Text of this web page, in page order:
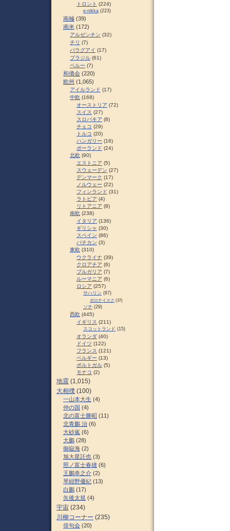
トロント (224)
e-nikka (223)
南極 (39)
南米 (172)
アルゼンチン (32)
チリ (7)
パラグアイ (17)
ブラジル (61)
ペルー (7)
和僑会 (220)
欧州 (1,065)
アイルランド (17)
中欧 (168)
オーストリア (72)
スイス (27)
スロパキア (8)
チェコ (29)
トルコ (20)
ハンガリー (16)
ポーランド (24)
北欧 (90)
エストニア (5)
スウェーデン (27)
デンマーク (17)
ノルウェー (22)
フィンランド (31)
ラトビア (4)
リトアニア (8)
南欧 (238)
イタリア (136)
ギリシャ (30)
スペイン (86)
バチカン (3)
東欧 (310)
ウクライナ (39)
クロアチア (6)
ブルガリア (7)
ルーマニア (6)
ロシア (257)
サハリン (67)
ポロナイスク (37)
ソチ (29)
西欧 (445)
イギリス (211)
スコットランド (15)
オランダ (40)
ドイツ (122)
フランス (121)
ベルギー (13)
ポルトガル (5)
モナコ (2)
地震 (1,015)
大相撲 (100)
一山本大生 (4)
仲の国 (4)
北の富士勝昭 (11)
北青鵬 治 (6)
大砂嵐 (6)
大鵬 (28)
御嶽海 (2)
旭大星託也 (3)
照ノ富士春雄 (6)
王鵬幸之介 (2)
琴紺野優紀 (13)
白鵬 (17)
矢後太規 (4)
宇宙 (234)
川柳コーナー (235)
俳句会 (20)